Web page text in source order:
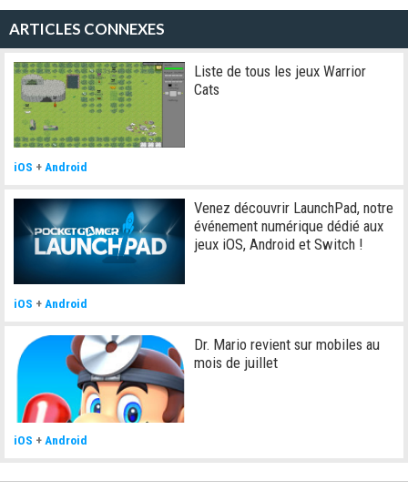
ARTICLES CONNEXES
Liste de tous les jeux Warrior
Cats
iOS + Android
Venez découvrir LaunchPad, notre
événement numérique dédié aux
jeux iOS, Android et Switch !
iOS + Android
Dr. Mario revient sur mobiles au
mois de juillet
iOS + Android